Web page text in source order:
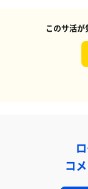
このサ活
コ